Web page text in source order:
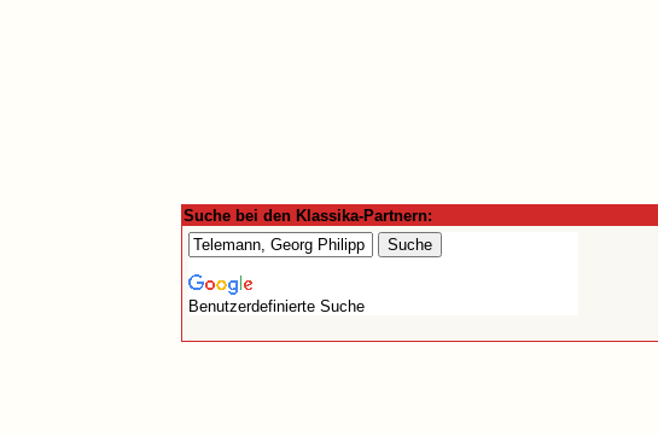
Suche bei den Klassika-Partnern:
Benutzerdefinierte Suche